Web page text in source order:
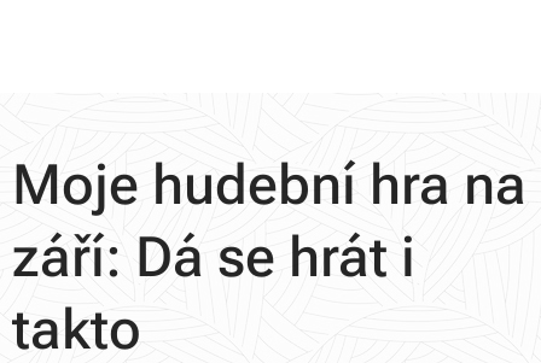
Moje hudební hra na
září: Dá se hrát i
takto